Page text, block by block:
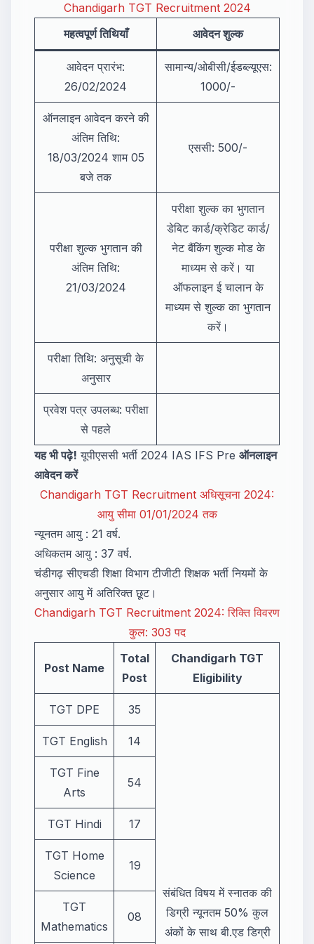
Chandigarh TGT Recruitment 2024
महत्वपूर्ण तिथियाँ
आवेदन शुल्क
आवेदन प्रारंभ:
26/02/2024
सामान्य/ओबीसी/ईडब्ल्यूएस:
1000/-
ऑनलाइन आवेदन करने की
अंतिम तिथि:
18/03/2024 शाम 05
बजे तक
एससी: 500/-
परीक्षा शुल्क भुगतान की
अंतिम तिथि:
21/03/2024
परीक्षा शुल्क का भुगतान
डेबिट कार्ड/क्रेडिट कार्ड/
नेट बैंकिंग शुल्क मोड के
माध्यम से करें। या
ऑफलाइन ई चालान के
माध्यम से शुल्क का भुगतान
करें।
परीक्षा तिथि: अनुसूची के
अनुसार
प्रवेश पत्र उपलब्ध: परीक्षा
से पहले
यह भी पढ़े! यूपीएससी भर्ती 2024 IAS IFS Pre ऑनलाइन
आवेदन करें
Chandigarh TGT Recruitment अधिसूचना 2024:
आयु सीमा 01/01/2024 तक
न्यूनतम आयु : 21 वर्ष.
अधिकतम आयु : 37 वर्ष.
चंडीगढ़ सीएचडी शिक्षा विभाग टीजीटी शिक्षक भर्ती नियमों के
अनुसार आयु में अतिरिक्त छूट।
Chandigarh TGT Recruitment 2024: रिक्ति विवरण
कुल: 303 पद
Post Name
Total
Post
Chandigarh TGT
Eligibility
TGT DPE 35
संबंधित विषय में स्नातक की
डिग्री न्यूनतम 50% कुल
अंकों के साथ बी.एड डिग्री
TGT English 14
TGT Fine
Arts
54
TGT Hindi 17
TGT Home
Science
19
TGT
Mathematics
08